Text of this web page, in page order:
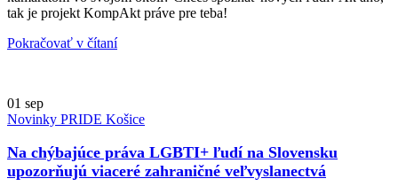
tak je projekt KompAkt práve pre teba!
Pokračovať v čítaní
01 sep
Novinky PRIDE Košice
Na chýbajúce práva LGBTI+ ľudí na Slovensku
upozorňujú viaceré zahraničné veľvyslanectvá